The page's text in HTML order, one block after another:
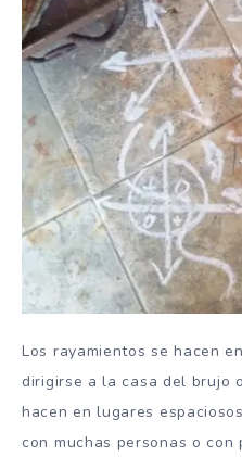
Los rayamientos se hacen
dirigirse a la casa del brujo
hacen en lugares
con muchas personas o con